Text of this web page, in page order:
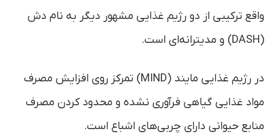
واقع ترکیبی از دو رژیم غذایی مشهور دیگر به نام دش
(DASH) و مدیترانه‌ای است.
در رژیم غذایی مایند (MIND) تمرکز روی افزایش مصرف
مواد غذایی گیاهی فرآوری نشده و محدود کردن مصرف
منابع حیوانی دارای چربی‌های اشباع است.